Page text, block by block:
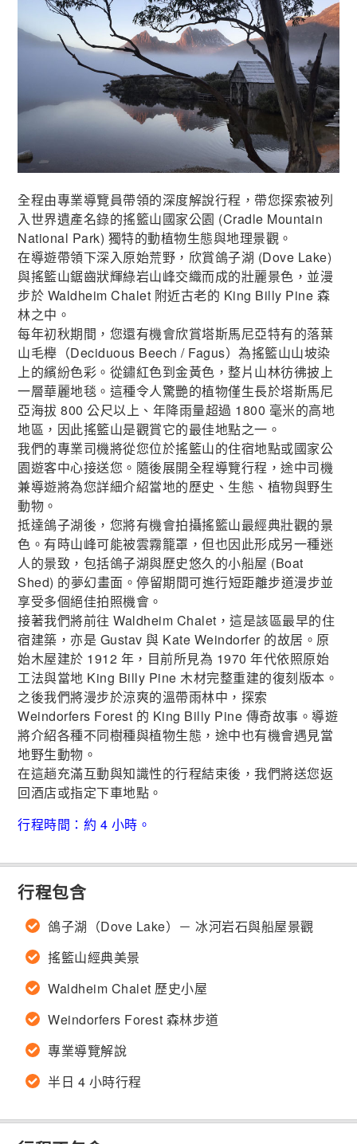
全程由專業導覽員帶領的深度解說行程，帶您探索被列
入世界遺產名錄的搖籃山國家公園 (Cradle Mountain
National Park) 獨特的動植物生態與地理景觀。
在導遊帶領下深入原始荒野，欣賞鴿子湖 (Dove Lake)
與搖籃山鋸齒狀輝綠岩山峰交織而成的壯麗景色，並漫
步於 Waldheim Chalet 附近古老的 King Billy Pine 森
林之中。
每年初秋期間，您還有機會欣賞塔斯馬尼亞特有的落葉
山毛櫸（Deciduous Beech / Fagus）為搖籃山山坡染
上的繽紛色彩。從鏽紅色到金黃色，整片山林彷彿披上
一層華麗地毯。這種令人驚艷的植物僅生長於塔斯馬尼
亞海拔 800 公尺以上、年降雨量超過 1800 毫米的高地
地區，因此搖籃山是觀賞它的最佳地點之一。
我們的專業司機將從您位於搖籃山的住宿地點或國家公
園遊客中心接送您。隨後展開全程導覽行程，途中司機
兼導遊將為您詳細介紹當地的歷史、生態、植物與野生
動物。
抵達鴿子湖後，您將有機會拍攝搖籃山最經典壯觀的景
色。有時山峰可能被雲霧籠罩，但也因此形成另一種迷
人的景致，包括鴿子湖與歷史悠久的小船屋 (Boat
Shed) 的夢幻畫面。停留期間可進行短距離步道漫步並
享受多個絕佳拍照機會。
接著我們將前往 Waldheim Chalet，這是該區最早的住
宿建築，亦是 Gustav 與 Kate Weindorfer 的故居。原
始木屋建於 1912 年，目前所見為 1970 年代依照原始
工法與當地 King Billy Pine 木材完整重建的復刻版本。
之後我們將漫步於涼爽的溫帶雨林中，探索
Weindorfers Forest 的 King Billy Pine 傳奇故事。導遊
將介紹各種不同樹種與植物生態，途中也有機會遇見當
地野生動物。
在這趟充滿互動與知識性的行程結束後，我們將送您返
回酒店或指定下車地點。
行程時間：約 4 小時。
行程包含
鴿子湖（Dove Lake）－ 冰河岩石與船屋景觀
搖籃山經典美景
Waldheim Chalet 歷史小屋
Weindorfers Forest 森林步道
專業導覽解說
半日 4 小時行程